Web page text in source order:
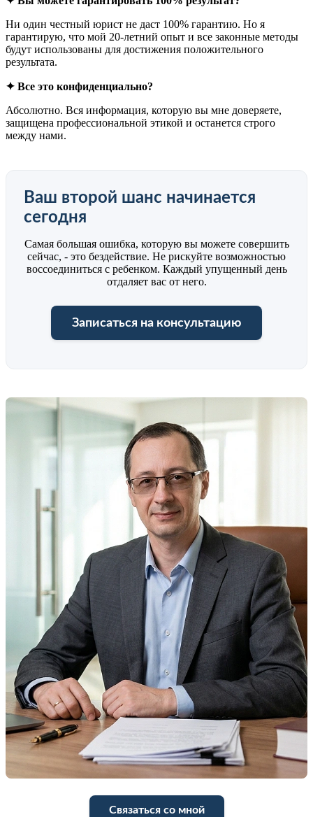
Ни один честный юрист не даст 100% гарантию. Но я
гарантирую, что мой 20-летний опыт и все законные методы
будут использованы для достижения положительного
результата.
✦ Все это конфиденциально?
Абсолютно. Вся информация, которую вы мне доверяете,
защищена профессиональной этикой и останется строго
между нами.
Ваш второй шанс начинается
сегодня
Самая большая ошибка, которую вы можете совершить
сейчас, - это бездействие. Не рискуйте возможностью
воссоединиться с ребенком. Каждый упущенный день
отдаляет вас от него.
Записаться на консультацию
Связаться со мной